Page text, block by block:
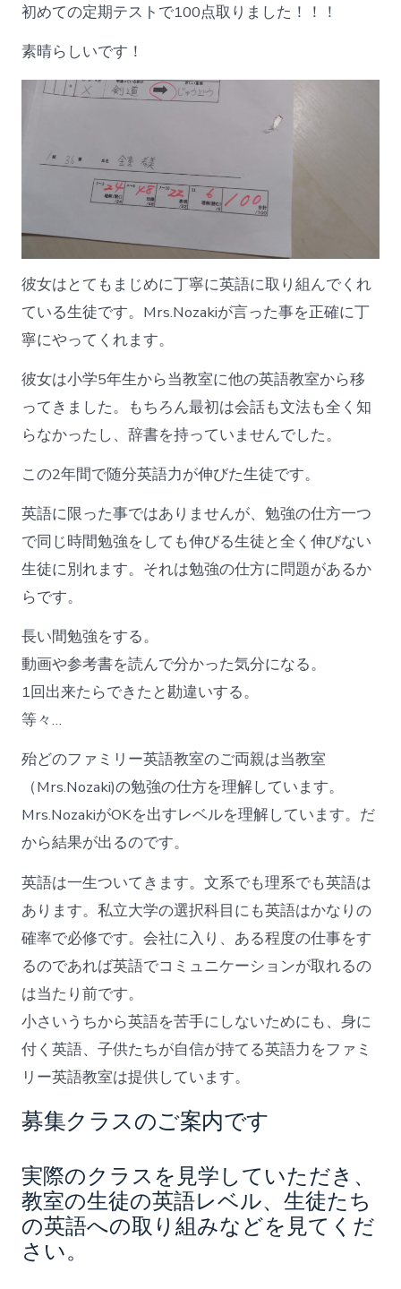
初めての定期テストで100点取りました！！！
素晴らしいです！
彼女はとてもまじめに丁寧に英語に取り組んでくれ
ている生徒です。Mrs.Nozakiが言った事を正確に丁
寧にやってくれます。
彼女は小学5年生から当教室に他の英語教室から移
ってきました。もちろん最初は会話も文法も全く知
らなかったし、辞書を持っていませんでした。
この2年間で随分英語力が伸びた生徒です。
英語に限った事ではありませんが、勉強の仕方一つ
で同じ時間勉強をしても伸びる生徒と全く伸びない
生徒に別れます。それは勉強の仕方に問題があるか
らです。
長い間勉強をする。
動画や参考書を読んで分かった気分になる。
1回出来たらできたと勘違いする。
等々…
殆どのファミリー英語教室のご両親は当教室
（Mrs.Nozaki)の勉強の仕方を理解しています。
Mrs.NozakiがOKを出すレベルを理解しています。だ
から結果が出るのです。
英語は一生ついてきます。文系でも理系でも英語は
あります。私立大学の選択科目にも英語はかなりの
確率で必修です。会社に入り、ある程度の仕事をす
るのであれば英語でコミュニケーションが取れるの
は当たり前です。
小さいうちから英語を苦手にしないためにも、身に
付く英語、子供たちが自信が持てる英語力をファミ
リー英語教室は提供しています。
募集クラスのご案内です
実際のクラスを見学していただき、
教室の生徒の英語レベル、生徒たち
の英語への取り組みなどを見てくだ
さい。